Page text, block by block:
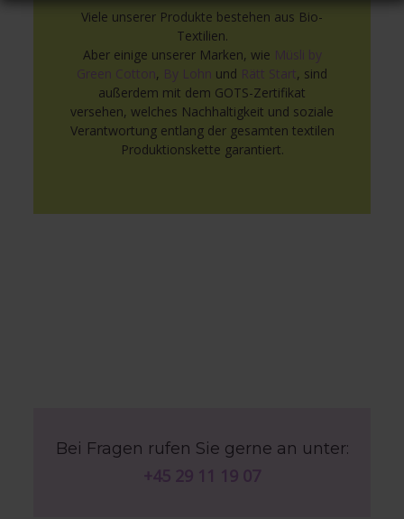
Viele unserer Produkte bestehen aus Bio-
Textilien.
Aber einige unserer Marken, wie Müsli by
Green Cotton, By Lohn und Rätt Start, sind
außerdem mit dem GOTS-Zertifikat
versehen, welches Nachhaltigkeit und soziale
Verantwortung entlang der gesamten textilen
Produktionskette garantiert.
Bei Fragen rufen Sie gerne an unter:
+45 29 11 19 07